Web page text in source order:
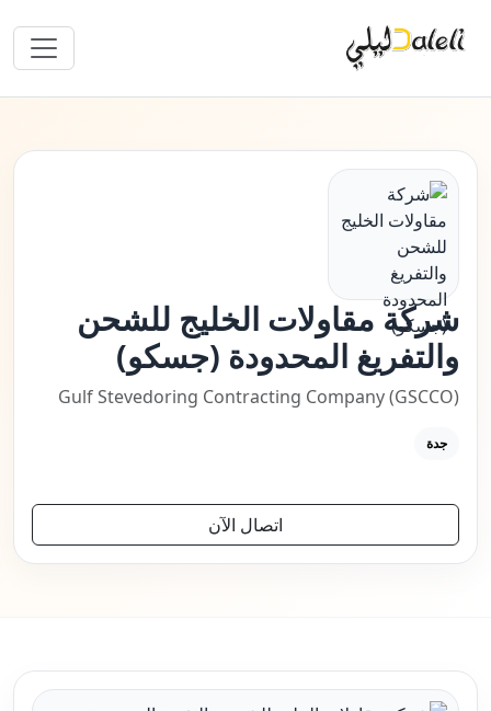
شركة مقاولات الخليج للشحن
والتفريغ المحدودة (جسكو)
Gulf Stevedoring Contracting Company (GSCCO)
جدة
اتصال الآن